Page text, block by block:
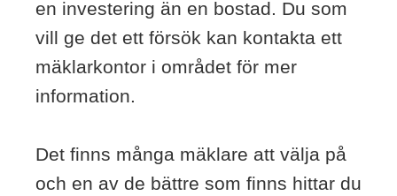
en investering än en bostad. Du som
vill ge det ett försök kan kontakta ett
mäklarkontor i området för mer
information.
Det finns många mäklare att välja på
och en av de bättre som finns hittar du